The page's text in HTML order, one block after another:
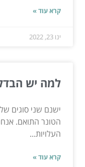
קרא עוד »
ינו 23, 2022
למה יש
ישנם שני סוגים
הטונר התואם.
העלויות...
קרא עוד »